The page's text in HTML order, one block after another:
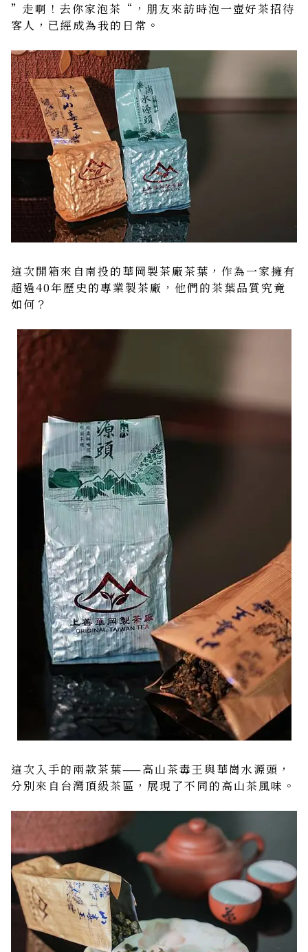
”走啊！去你家泡茶“，朋友來訪時泡一壺好茶招待
客人，已經成為我的日常。
這次開箱來自南投的華岡製茶廠茶葉，作為一家擁有
超過40年歷史的專業製茶廠，他們的茶葉品質究竟
如何？
這次入手的兩款茶葉——高山茶毒王與華崗水源頭，
分別來自台灣頂級茶區，展現了不同的高山茶風味。